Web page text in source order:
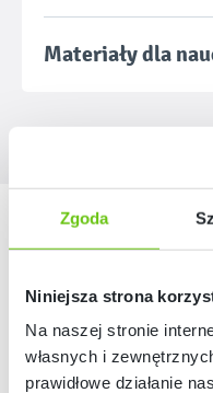
Zgoda
Niniejsza strona
Na naszej stronie
własnych i
prawidłowe działanie
Materiały dla
Nasze marki